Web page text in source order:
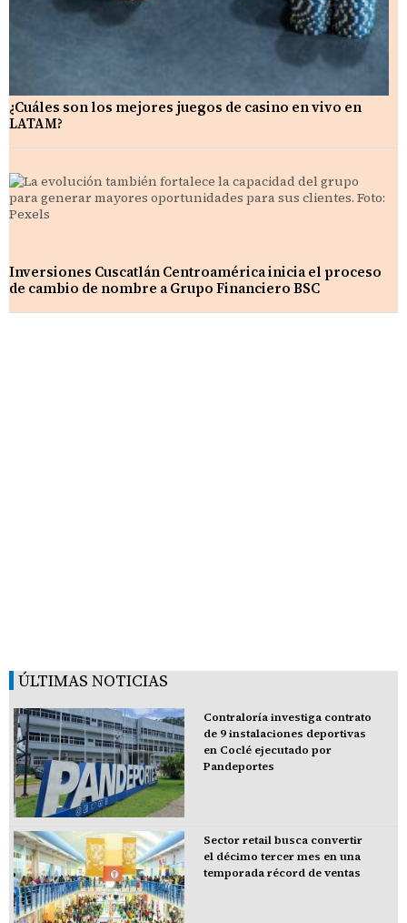
¿Cuáles son los mejores juegos de casino en vivo en
LATAM?
Inversiones Cuscatlán Centroamérica inicia el proceso
de cambio de nombre a Grupo Financiero BSC
ÚLTIMAS NOTICIAS
Contraloría investiga contrato
de 9 instalaciones deportivas
en Coclé ejecutado por
Pandeportes
Sector retail busca convertir
el décimo tercer mes en una
temporada récord de ventas